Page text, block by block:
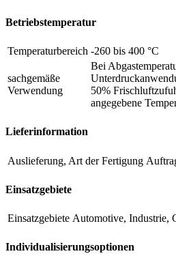
Betriebstemperatur
Temperaturbereich -260 bis 400 °C
sachgemäße
Verwendung
Bei
50%
angegebene
Lieferinformation
Auslieferung, Art der Fertigung
Einsatzgebiete
Einsatzgebiete Automotive, Industrie,
Individualisierungsoptionen